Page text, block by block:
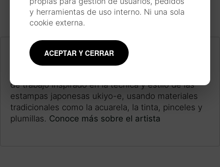
INSPIRACIÓN JAPONESA
de trabajo inspirado en la técnica y estilo de las
estampas japonesas ukiyo-e, usando materiales
tradicionales como la acuarela, la tinta, pinceles y
plumillas. Conoce más sobre el artista
y herramientas de uso interno. Ni una sola
cookie externa.
ACEPTAR Y CERRAR